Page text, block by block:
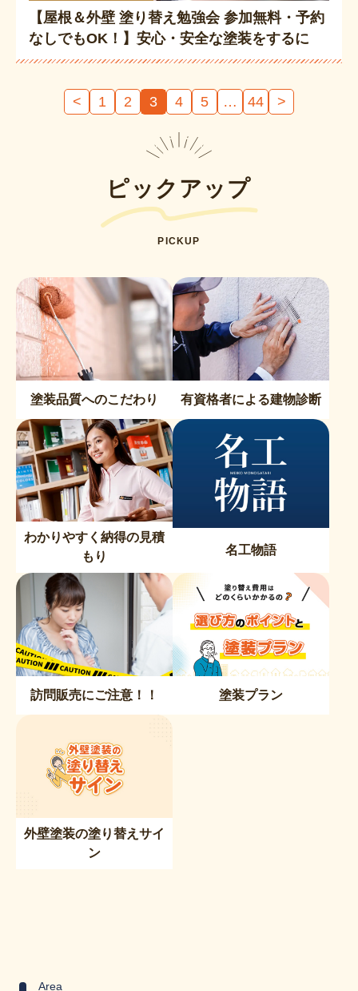
【屋根＆外壁 塗り替え勉強会 参加無料・予約
なしでもOK！】安心・安全な塗装をするに
は？岡谷市・茅野市で12/5・6開催✨
< 1 2 3 4 5 … 44 >
ピックアップ
PICKUP
塗装品質へのこだわり 有資格者による建物診断
わかりやすく納得の見積
もり
名工物語
訪問販売にご注意！！ 塗装プラン
外壁塗装の塗り替えサイ
ン
Area